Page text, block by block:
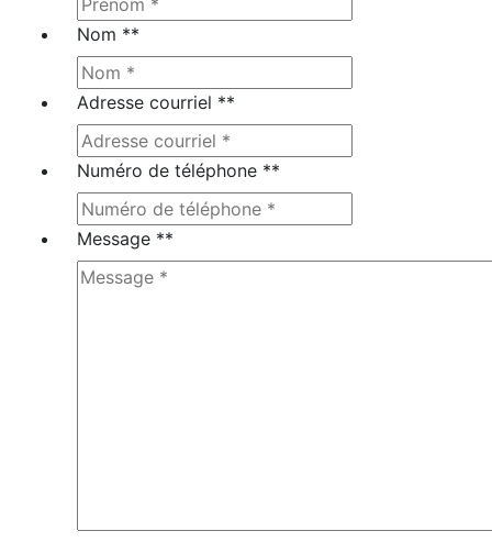
Nom **
Adresse courriel **
Numéro de téléphone **
Message **